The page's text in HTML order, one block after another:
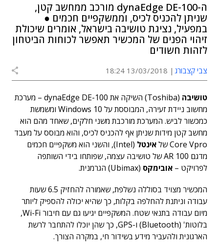
ה-dynaEdge DE-100 מורכב ממחשב קטן,
שניתן להכניס לכיס, וממשקפיים חכמים ●
במפעיל, נציגת טושיבה בישראל, אומרים שיכולת
זיהוי הפנים של המכשיר תאפשר לכוחות הביטחון
לזהות חשודים
צבי קצבורג 13/03/2018 18:24
טושיבה
(Toshiba) השיקה את dynaEdge DE-100 – מערכת
מחשוב ניידת זעירה, המבוססת על Windows 10 ומשמשת
כמכשור לביש. המערכת מורכבת משני חלקים, שאחד מהם הוא
מחשב קטן מידות שניתן אף להכניס לכיס, והוא מבוסס על מעבד
Core Vpro של
אינטל
(Intel), והשני הוא משקפיים חכמים
מדגם AR 100 של טושיבה עצמה, שפותחו בידי השותפה
לפרויקט – אובימקס (Ubimax) הגרמנית.
המכשיר מצויד בסוללה נשלפת, שאמורה להחזיק 6.5 שעות
עבודה וניתנת להחלפה בקלות, כך שהיא יכולה להספיק ליותר
מיום עבודה בתנאי שטח. המשקפיים יגיעו גם עם חיבור Wi-Fi,
בלוטות' (Bluetooth) ו-GPS, כך שהן יוכלו להתחבר לרשת
הארגונית ולהעביר מידע בשידור חי, במקרה הצורך.